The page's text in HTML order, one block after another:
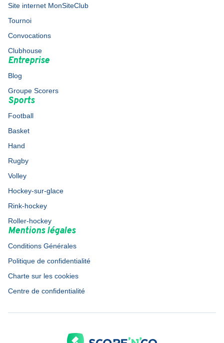
Site internet MonSiteClub
Tournoi
Convocations
Clubhouse
Entreprise
Blog
Groupe Scorers
Sports
Football
Basket
Hand
Rugby
Volley
Hockey-sur-glace
Rink-hockey
Roller-hockey
Mentions légales
Conditions Générales
Politique de confidentialité
Charte sur les cookies
Centre de confidentialité